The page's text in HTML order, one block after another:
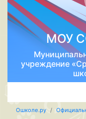
МОУ
учреждение
Ошколе.ру